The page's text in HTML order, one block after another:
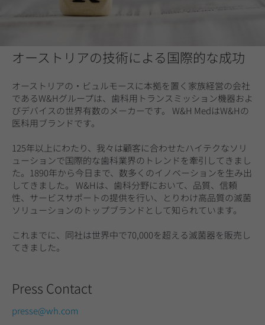
オーストリアの技術による国際的な成功
オーストリアの・ビュルモースに本拠を置く家族経営の会社
であるW&Hグループは、歯科用トランスミッション機器およ
びデバイスの世界有数のメーカーです。 W&H MedはW&Hの
医科用ブランドです。
125年以上にわたり、我々は顧客に合わせたハイテクなソリ
ューションで国際的な歯科業界のトレンドを牽引してきまし
た。1890年から今日まで、数多くのイノベーションを生み出
してきました。 W&Hは、歯科分野において、品質、信頼
性、サービスサポートの提供を行い、とりわけ高品質の滅菌
ソリューションのトップブランドとして知られています。
これまでに、同社は世界中で70,000を超える滅菌器を販売し
てきました。
Press Contact
presse@wh.com